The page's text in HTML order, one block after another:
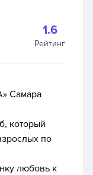
1.6
Рейтинг
Самара
который
по
любовь к